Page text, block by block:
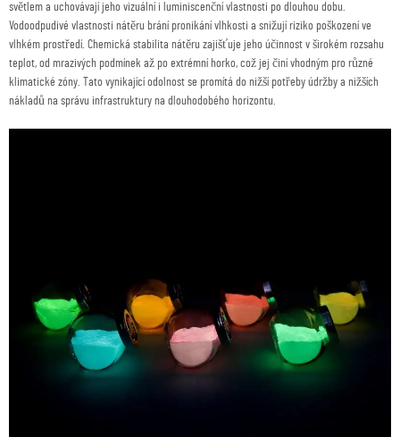
světlem a uchovávají jeho vizuální i luminiscenční vlastnosti po dlouhou dobu.
Vodoodpudivé vlastnosti nátěru brání pronikání vlhkosti a snižují riziko poškození ve
vlhkém prostředí. Chemická stabilita nátěru zajišťuje jeho účinnost v širokém rozsahu
teplot, od mrazivých podmínek až po extrémní horko, což jej činí vhodným pro různé
klimatické zóny. Tato vynikající odolnost se promítá do nižší potřeby údržby a nižších
nákladů na správu infrastruktury na dlouhodobého horizontu.